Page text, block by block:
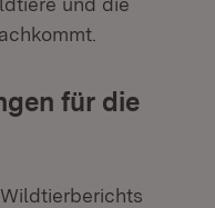
für die